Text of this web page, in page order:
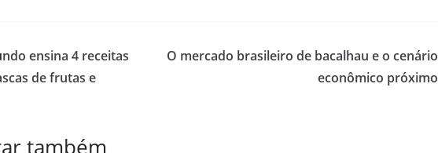
ensina 4 receitas
de frutas e
O mercado brasileiro de bacalhau e o cenário
econômico próximo
também